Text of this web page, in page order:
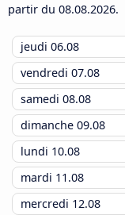
partir du 08.08.2026.
jeudi 06.08
vendredi 07.08
samedi 08.08
dimanche 09.08
lundi 10.08
mardi 11.08
mercredi 12.08